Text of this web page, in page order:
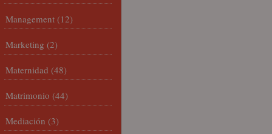
Management (12)
Marketing (2)
Maternidad (48)
Matrimonio (44)
Mediación (3)